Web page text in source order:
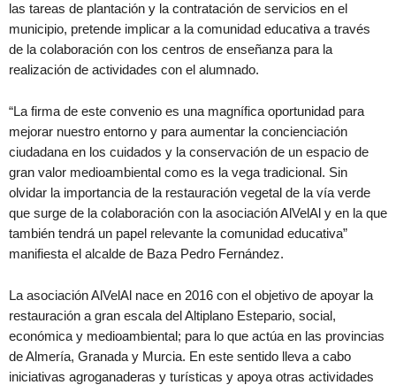
las tareas de plantación y la contratación de servicios en el
municipio, pretende implicar a la comunidad educativa a través
de la colaboración con los centros de enseñanza para la
realización de actividades con el alumnado.
“La firma de este convenio es una magnífica oportunidad para
mejorar nuestro entorno y para aumentar la concienciación
ciudadana en los cuidados y la conservación de un espacio de
gran valor medioambiental como es la vega tradicional. Sin
olvidar la importancia de la restauración vegetal de la vía verde
que surge de la colaboración con la asociación AlVelAl y en la que
también tendrá un papel relevante la comunidad educativa”
manifiesta el alcalde de Baza Pedro Fernández.
La asociación AlVelAl nace en 2016 con el objetivo de apoyar la
restauración a gran escala del Altiplano Estepario, social,
económica y medioambiental; para lo que actúa en las provincias
de Almería, Granada y Murcia. En este sentido lleva a cabo
iniciativas agroganaderas y turísticas y apoya otras actividades